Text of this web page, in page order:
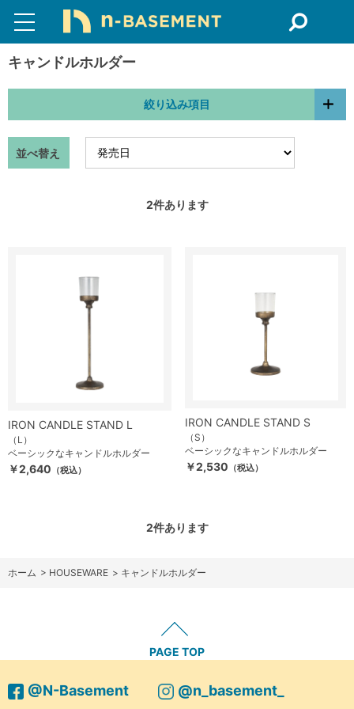
キャンドルホルダー
絞り込み項目
並べ替え
2件あります
IRON CANDLE STAND L
（L）
ベーシックなキャンドルホルダー
￥2,640 （税込）
IRON CANDLE STAND S
（S）
ベーシックなキャンドルホルダー
￥2,530 （税込）
2件あります
ホーム > HOUSEWARE > キャンドルホルダー
PAGE TOP
@N-Basement @n_basement_